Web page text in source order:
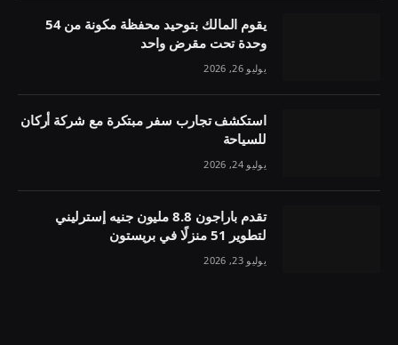
يقوم المالك بتوحيد محفظة مكونة من 54
وحدة تحت مقرض واحد
يوليو 26, 2026
استكشف تجارب سفر مبتكرة مع شركة أركان
للسياحة
يوليو 24, 2026
تقدم باراجون 8.8 مليون جنيه إسترليني
لتطوير 51 منزلًا في بريستون
يوليو 23, 2026